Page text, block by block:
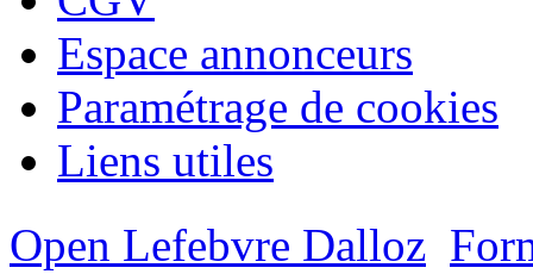
Espace annonceurs
Paramétrage de cookies
Liens utiles
Open Lefebvre Dalloz